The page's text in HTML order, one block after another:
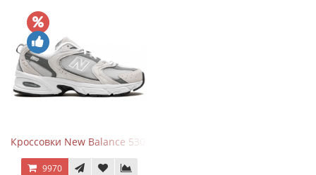
Кроссовки New Balance 530 Grey Matter Harbor Grey
9970